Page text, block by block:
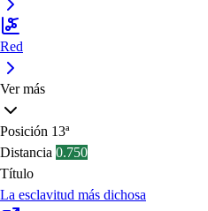
Red
Ver más
Posición 13ª
Distancia 0.750
Título
La esclavitud más dichosa